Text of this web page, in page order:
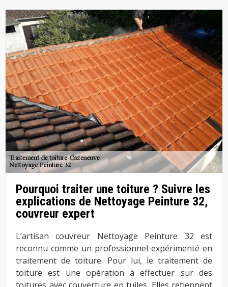
Pourquoi traiter une toiture ? Suivre les
explications de Nettoyage Peinture 32,
couvreur expert
L’artisan couvreur Nettoyage Peinture 32 est
reconnu comme un professionnel expérimenté en
traitement de toiture. Pour lui, le traitement de
toiture est une opération à effectuer sur des